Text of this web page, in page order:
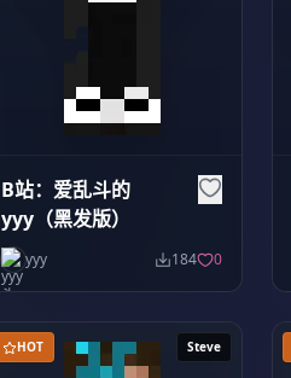
B站：爱乱斗的
yyy（黑发版）
yyy 184 0
Steve
HOT